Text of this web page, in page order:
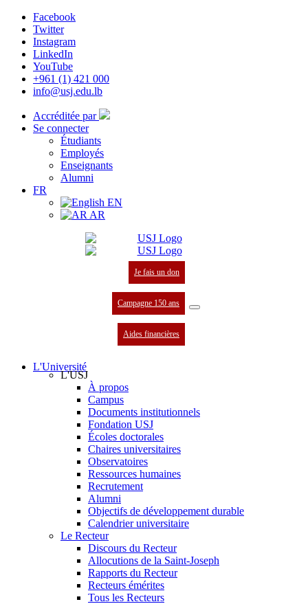
Facebook
Twitter
Instagram
LinkedIn
YouTube
+961 (1) 421 000
info@usj.edu.lb
Accréditée par
Se connecter
Étudiants
Employés
Enseignants
Alumni
FR
EN
AR
Je fais un don
Campagne 150 ans
Aides financières
L'Université
L'USJ
À propos
Campus
Documents institutionnels
Fondation USJ
Écoles doctorales
Chaires universitaires
Observatoires
Ressources humaines
Recrutement
Alumni
Objectifs de développement durable
Calendrier universitaire
Le Recteur
Discours du Recteur
Allocutions de la Saint-Joseph
Rapports du Recteur
Recteurs émérites
Tous les Recteurs